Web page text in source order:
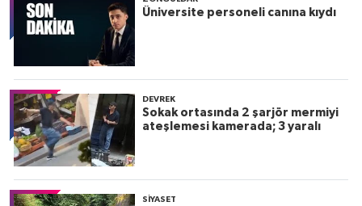
Üniversite personeli canına kıydı
DEVREK
Sokak ortasında 2 şarjör mermiyi
ateşlemesi kamerada; 3 yaralı
SIYASET